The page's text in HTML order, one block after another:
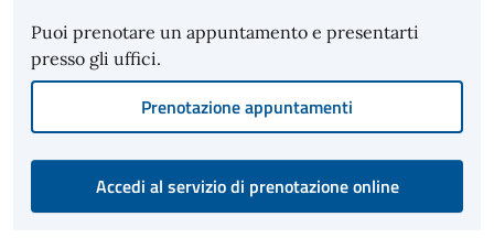
Puoi prenotare un appuntamento e presentarti
presso gli uffici.
Prenotazione appuntamenti
Accedi al servizio di prenotazione online